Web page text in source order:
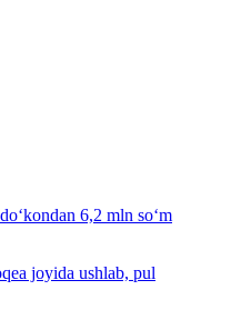
6,2 mln so‘m
joyida ushlab, pul